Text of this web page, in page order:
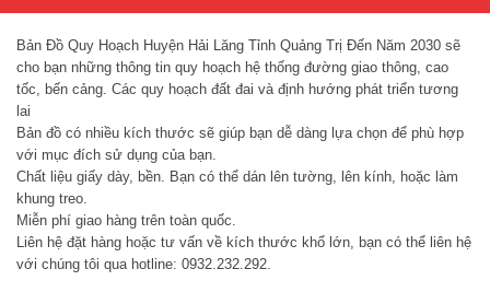
số
lượng
Bản Đồ Quy Hoạch Huyện Hải Lăng Tỉnh Quảng Trị Đến Năm 2030 sẽ
cho bạn những thông tin quy hoạch hệ thống đường giao thông, cao
tốc, bến cảng. Các quy hoạch đất đai và định hướng phát triển tương
lai
Bản đồ có nhiều kích thước sẽ giúp bạn dễ dàng lựa chọn để phù hợp
với mục đích sử dụng của bạn.
Chất liệu giấy dày, bền. Bạn có thể dán lên tường, lên kính, hoặc làm
khung treo.
Miễn phí giao hàng trên toàn quốc.
Liên hệ đặt hàng hoặc tư vấn về kích thước khổ lớn, bạn có thể liên hệ
với chúng tôi qua hotline: 0932.232.292.